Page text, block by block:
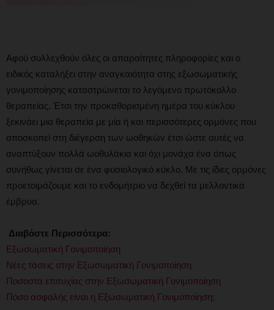
Αφού συλλεχθούν όλες οι απαραίτητες πληροφορίες και ο
ειδικός καταλήξει στην αναγκαιότητα στης εξωσωματικής
γονιμοποίησης καταστρώνεται το λεγόμενο πρωτόκολλο
θεραπείας. Έτσι την προκαθορισμένη ημέρα του κύκλου
ξεκινάει μια θεραπεία με μία ή και περισσότερες ορμόνες που
αποσκοπεί στη διέγερση των ωοθηκών έτσι ώστε αυτές να
αναπτύξουν πολλά ωοθυλάκια και όχι μονάχα ένα όπως
συνήθως γίνεται σε ένα φυσιολογικό κύκλο. Με τις ίδιες ορμόνες
προετοιμάζουμε και το ενδομήτριο να δεχθεί τα μελλοντικά
έμβρυα.
Διαβάστε Περισσότερα:
Εξωσωματική Γονιμοποίηση
Νέες τάσεις στην Εξωσωματική Γονιμοποίηση
Ποσοστά επιτυχίας στην Εξωσωματική Γονιμοποίηση
Πόσο ασφαλής είναι η Εξωσωματική Γονιμοποίηση;